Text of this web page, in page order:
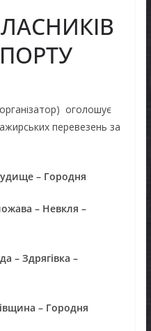
оголошує
перевезень за
– Городня
– Невкля –
– Здрягівка –
– Городня